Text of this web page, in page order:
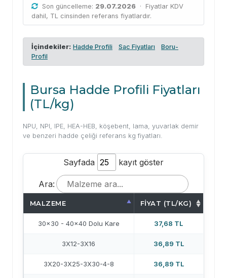
Son güncelleme: 29.07.2026 · Fiyatlar KDV
dahil, TL cinsinden referans fiyatlardır.
İçindekiler: Hadde Profili Sac Fiyatları
Boru-
Profil
Bursa Hadde Profili Fiyatları
(TL/kg)
NPU, NPI, IPE, HEA-HEB, köşebent, lama, yuvarlak demir
ve benzeri hadde çeliği referans kg fiyatları.
Sayfada kayıt göster
Ara:
MALZEME FIYAT (TL/KG)
30x30 - 40x40 Dolu Kare 37,68 TL
3X12-3X16 36,89 TL
3X20-3X25-3X30-4-8 36,89 TL